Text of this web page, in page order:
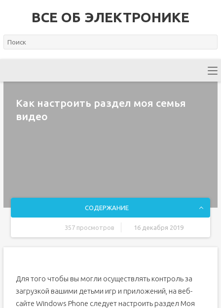
ВСЕ ОБ ЭЛЕКТРОНИКЕ
Как настроить раздел моя семья
видео
СОДЕРЖАНИЕ
357 просмотров 16 декабря 2019
Родительский контроль
Учетная запись Microsoft
Настройка
Для того чтобы вы могли осуществлять контроль за
загрузкой вашими детьми игр и приложений, на веб-
сайте Windows Phone следует настроить раздел Моя